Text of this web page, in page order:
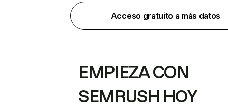
Acceso gratuito a más datos
EMPIEZA CON
SEMRUSH HOY